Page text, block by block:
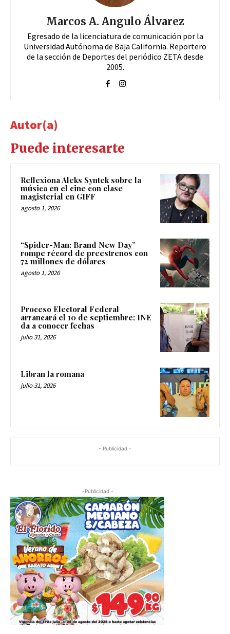
Marcos A. Angulo Álvarez
Egresado de la licenciatura de comunicación por la
Universidad Autónoma de Baja California. Reportero
de la sección de Deportes del periódico ZETA desde
2005.
Autor(a)
Puede interesarte
Reflexiona Aleks Syntek sobre la
música en el cine con clase
magisterial en GIFF
agosto 1, 2026
“Spider-Man: Brand New Day”
rompe récord de preestrenos con
72 millones de dólares
agosto 1, 2026
Proceso Electoral Federal
arrancará el 10 de septiembre; INE
da a conocer fechas
julio 31, 2026
Libran la romana
julio 31, 2026
- Publicidad -
-Publicidad -